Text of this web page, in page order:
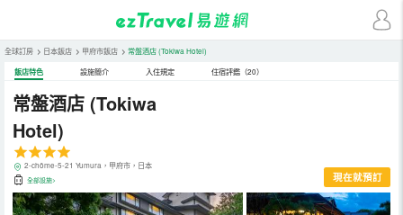
全球訂房 > 日本飯店 > 甲府市飯店 > 常盤酒店(Tokiwa Hotel)
飯店特色 設施簡介 入住規定 住宿評鑑（20）
常盤酒店 (Tokiwa
Hotel)
2-chōme-5-21 Yumura，甲府市，日本
全部設施> 現在就預訂